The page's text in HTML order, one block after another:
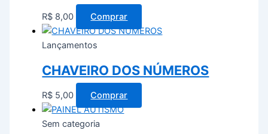
R$ 8,00 Comprar
Lançamentos
CHAVEIRO DOS NÚMEROS
R$ 5,00 Comprar
Sem categoria